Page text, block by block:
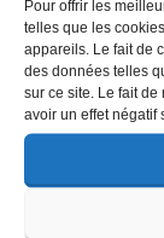
Pour offrir les
telles que les
appareils. Le fait de
des données telles
sur ce site. Le fait
avoir un effet négatif
Playlist
« I-Feel-
« Draft
« The